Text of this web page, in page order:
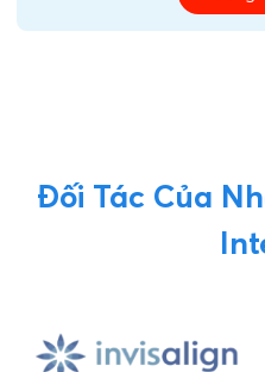
Đối Tác Của